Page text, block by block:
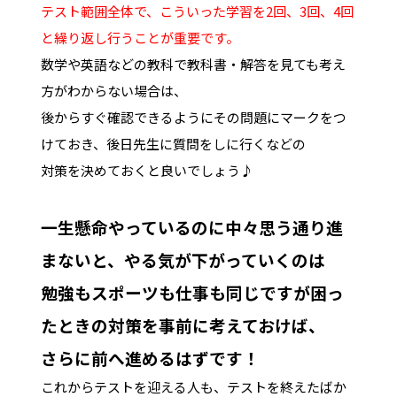
テスト範囲全体で、こういった学習を2回、3回、4回
と繰り返し行うことが重要です。
数学や英語などの教科で教科書・解答を見ても考え
方がわからない場合は、
後からすぐ確認できるようにその問題にマークをつ
けておき、後日先生に質問をしに行くなどの
対策を決めておくと良いでしょう♪
一生懸命やっているのに中々思う通り進
まないと、やる気が下がっていくのは
勉強もスポーツも仕事も同じですが困っ
たときの対策を事前に考えておけば、
さらに前へ進めるはずです！
これからテストを迎える人も、テストを終えたばか